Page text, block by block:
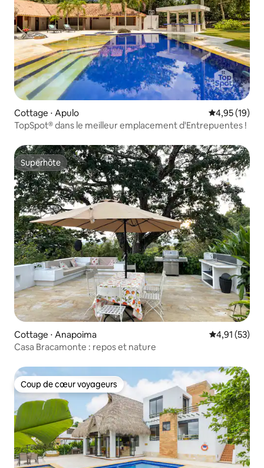
Cottage ⋅ Apulo Évaluation
4,95 (19)
TopSpot® dans le meilleur emplacement d'Entrepuentes !
Superhôte
Superhôte
Cottage ⋅ Anapoima Évaluation
4,91 (53)
Casa Bracamonte : repos et nature
Coup de cœur voyageurs
Coup de cœur voyageurs